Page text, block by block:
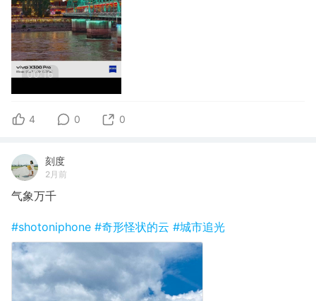
00:16
4 0 0
刻度
2月前
气象万千
#shotoniphone #奇形怪状的云 #城市追光